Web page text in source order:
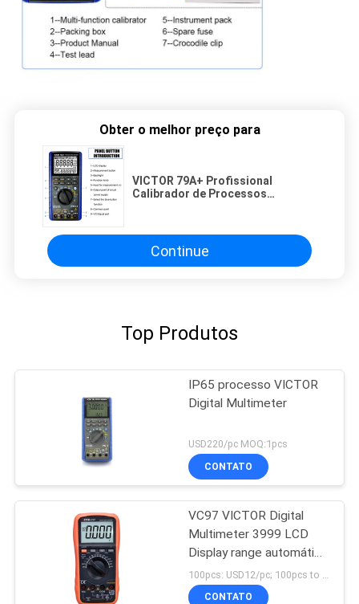
Obter o melhor preço para
VICTOR 79A+ Profissional
Calibrador de Processos
Continue
Top Produtos
IP65 processo VICTOR
Digital Multimeter
USD220/pc MOQ:1pcs
CONTATO
VC97 VICTOR Digital
Multimeter 3999 LCD
Display range automático
multimetro digital
VICTOR fábrica original
CONTATO